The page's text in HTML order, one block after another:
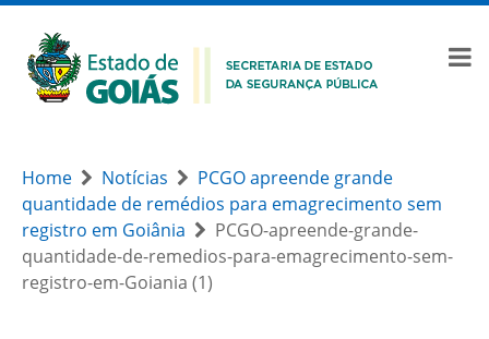
Home Notícias
PCGO apreende grande
quantidade de remédios para emagrecimento sem
registro em Goiânia
PCGO-apreende-grande-
quantidade-de-remedios-para-emagrecimento-sem-
registro-em-Goiania (1)